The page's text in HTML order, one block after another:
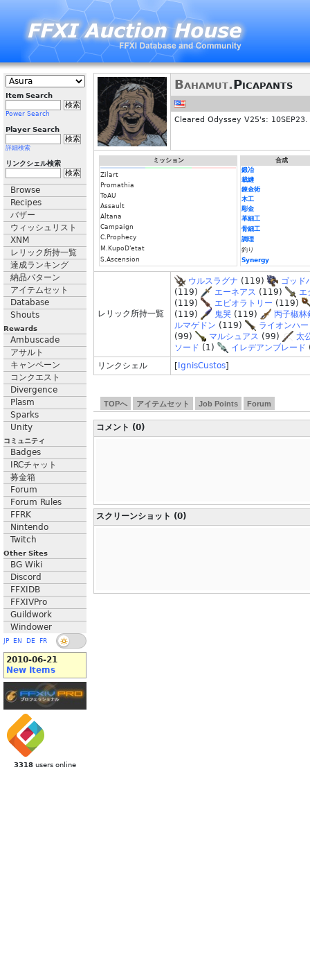
Item Search
Power Search
Player Search
詳細検索
リンクシェル検索
Browse
Recipes
バザー
ウィッシュリスト
XNM
レリック所持一覧
達成ランキング
納品パターン
アイテムセット
Database
Shouts
Rewards
Ambuscade
アサルト
キャンペーン
コンクエスト
Divergence
Plasm
Sparks
Unity
コミュニティ
Badges
IRCチャット
募金箱
Forum
Forum Rules
FFRK
Nintendo
Twitch
Other Sites
BG Wiki
Discord
FFXIDB
FFXIVPro
Guildwork
Windower
JP EN DE FR
2010-06-21
New Items
3318 users online
Bahamut.Picapants
Cleared Odyssey V25's:
ミッション
Zilart
Promathia
ToAU
Assault
Altana
Campaign
C.Prophecy
M.KupoD'etat
S.Ascension
合成
鍛冶
裁縫
錬金術
木工
彫金
革細工
骨細工
調理
釣り
Synergy
レリック所持一覧
ウルスラグナ (119)
ゴッド
(119)
エーネアス (119)
エ
(119)
エピオラトリー (119)
(119)
鬼哭 (119)
丙子椒林
ルマゲドン (119)
ライオンハ
(99)
マルシュアス (99)
太
ソード (1) イレデアンブレード
リンクシェル
[ IgnisCustos]
TOPへ アイテムセット Job Points Forum
コメント (0)
スクリーンショット (0)